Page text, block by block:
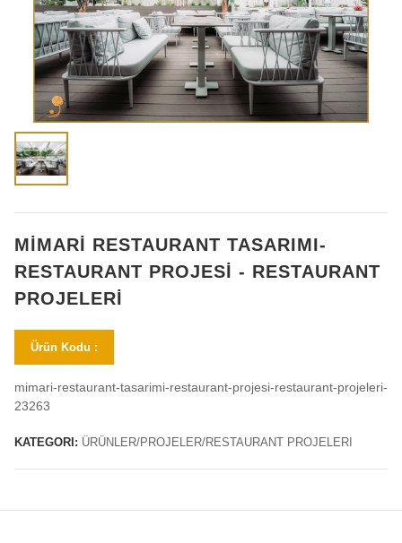
MİMARİ RESTAURANT TASARIMI-
RESTAURANT PROJESİ - RESTAURANT
PROJELERİ
Ürün Kodu :
mimari-restaurant-tasarimi-restaurant-projesi-restaurant-projeleri-
23263
KATEGORI: ÜRÜNLER/PROJELER/RESTAURANT PROJELERI